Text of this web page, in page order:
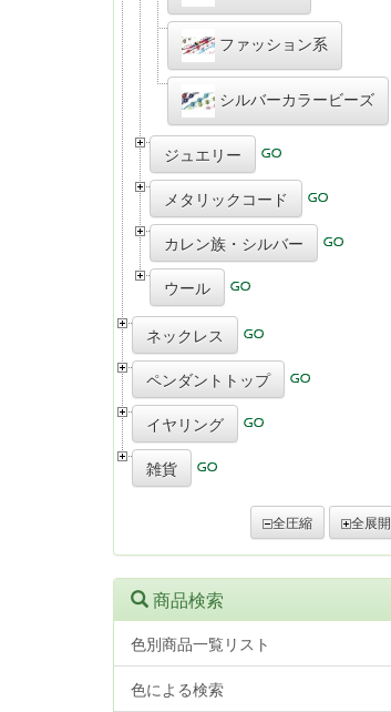
ファッション系
シルバーカラービーズ
ジュエリー
メタリックコード
カレン族・シルバー
ウール
ネックレス
ペンダントトップ
イヤリング
雑貨
全圧縮 全展開
商品検索
色別商品一覧リスト
色による検索